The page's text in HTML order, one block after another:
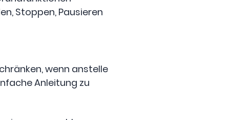
Stoppen, Pausieren
wenn anstelle
Anleitung zu